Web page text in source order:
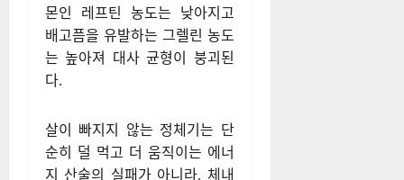
저강도 활동과 고강도 인터벌
운동의 적절한 조합을 권장한
다. 특히 수면 부족은 대사 조절
에 치명적인 영향을 미친다. 수
되어 손상된 조직을 회복하고
지방 대사를 촉진하는데, 수면
이 부족할 경우 식욕 조절 호르